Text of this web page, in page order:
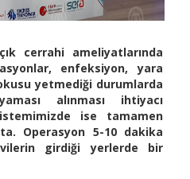
cerrahi ameliyatlarında
enfeksiyon, yara
yetmediği durumlarda
alınması ihtiyacı
ise tamamen
Operasyon 5-10 dakika
girdiği yerlerde bir